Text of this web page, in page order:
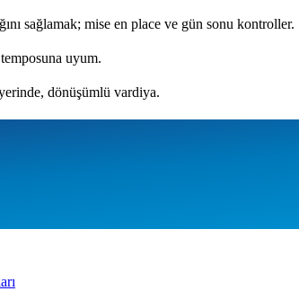
sağlamak; mise en place ve gün sonu kontroller.
uyum.
dönüşümlü vardiya.